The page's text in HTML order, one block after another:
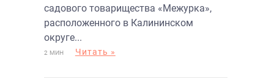
садового товарищества «Межурка»,
расположенного в Калининском
округе...
2 МИН Читать »